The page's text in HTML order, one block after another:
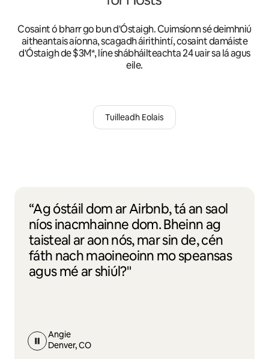
Cosaint ó bharr go bun d'Óstaigh. Cuimsíonn sé deimhniú
aitheantais aíonna, scagadh áirithintí, cosaint damáiste
d'Óstaigh de $3M*, líne shábháilteachta 24 uair sa lá agus
eile.
Tuilleadh Eolais
“Ag óstáil dom ar Airbnb, tá an saol
níos inacmhainne dom. Bheinn ag
taisteal ar aon nós, mar sin de, cén
fáth nach maoineoinn mo speansas
agus mé ar shiúl?"
Angie
Denver, CO